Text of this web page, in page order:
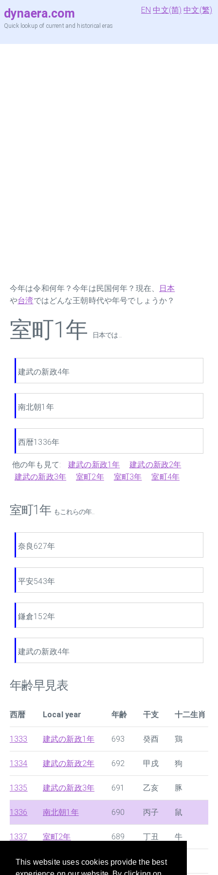
This website uses cookies provide the best
dynaera.com
Quick lookup of current and historical eras
EN 中文(简) 中文(繁)
今年は令和何年？今年は民国何年？現在、
日本
や台湾ではどんな王朝時代や年号でしょうか？
室町1年 日本では ...
建武の新政4年
南北朝1年
西暦1336年
他の年も見て: 建武の新政1年
建武の新政2年
建武の新政3年
室町2年 室町3年 室町4年
室町1年 もこれらの年...
奈良627年
平安543年
鎌倉152年
建武の新政4年
年齢早見表
西暦 Local year 年齢 干支 十二生肖
1333 建武の新政1年 693 癸酉 鶏
1334 建武の新政2年 692 甲戌 狗
1335 建武の新政3年 691 乙亥 豚
1336 南北朝1年 690 丙子 鼠
1337 室町2年 689 丁丑 牛
1338 室町3年 688 戊寅